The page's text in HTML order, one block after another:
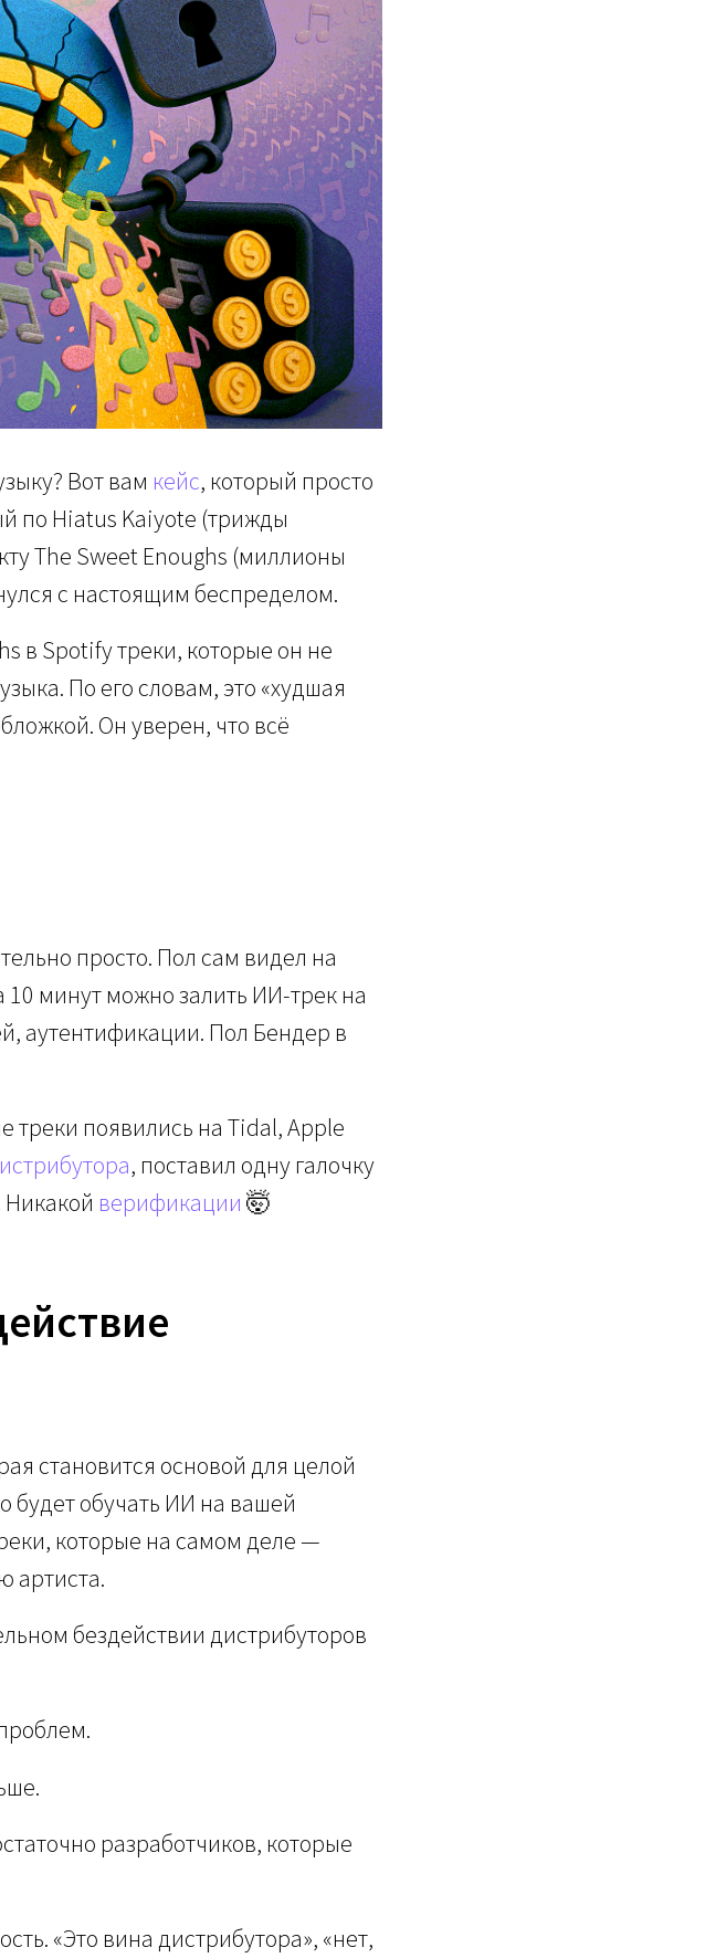
Вот вам кейс, который просто
по Hiatus Kaiyote (трижды
The Sweet Enoughs (миллионы
с настоящим беспределом.
в Spotify треки, которые он не
По его словам, это «худшая
Он уверен, что всё
просто. Пол сам видел на
10 минут можно залить ИИ-трек на
аутентификации. Пол Бендер в
треки появились на Tidal, Apple
, поставил одну галочку
Никакой верификации 🤯
становится основой для целой
будет обучать ИИ на вашей
которые на самом деле —
артиста.
бездействии дистрибуторов
разработчиков, которые
«Это вина дистрибутора», «нет,